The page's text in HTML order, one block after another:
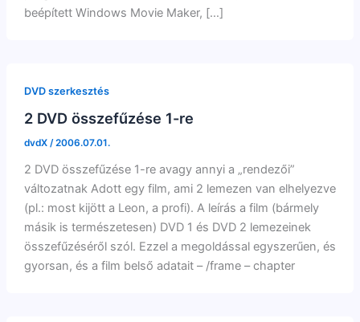
beépített Windows Movie Maker, […]
DVD szerkesztés
2 DVD összefűzése 1-re
dvdX /2006.07.01.
2 DVD összefűzése 1-re avagy annyi a „rendezői”
változatnak Adott egy film, ami 2 lemezen van elhelyezve
(pl.: most kijött a Leon, a profi). A leírás a film (bármely
másik is természetesen) DVD 1 és DVD 2 lemezeinek
összefűzéséről szól. Ezzel a megoldással egyszerűen, és
gyorsan, és a film belső adatait – /frame – chapter